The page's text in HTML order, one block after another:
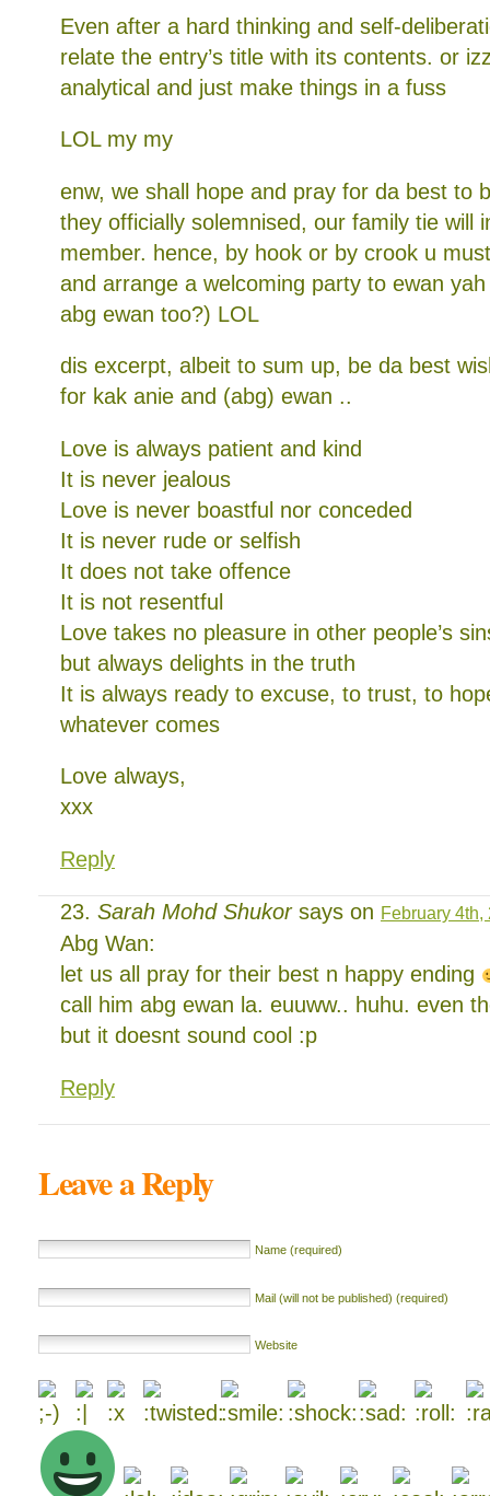
Even after a hard thinking and self-
relate the entry’s title with its contents. or
analytical and just make things in a fuss
LOL my my
enw, we shall hope and pray for da best to
they officially solemnised, our family tie will
member. hence, by hook or by crook u
and arrange a welcoming party to ewan
abg ewan too?) LOL
dis excerpt, albeit to sum up, be da best
for kak anie and (abg) ewan ..
Love is always patient and kind
It is never jealous
Love is never boastful nor conceded
It is never rude or selfish
It does not take offence
It is not resentful
Love takes no pleasure in other people’s
but always delights in the truth
It is always ready to excuse, to trust, to
whatever comes
Love always,
xxx
Reply
Sarah Mohd Shukorsays on February 4th,
Abg Wan:
let us all pray for their best n happy ending
call him abg ewan la. euuww.. huhu. even
but it doesnt sound cool :p
Reply
Leave a Reply
Name (required)
Mail (will not be published) (required)
Website